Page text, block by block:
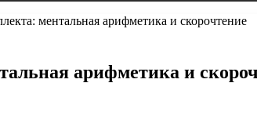
ментальная арифметика и скорочтение
арифметика и